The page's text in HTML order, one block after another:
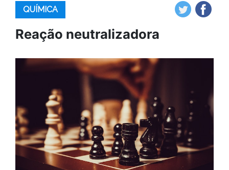
QUÍMICA
Reação neutralizadora